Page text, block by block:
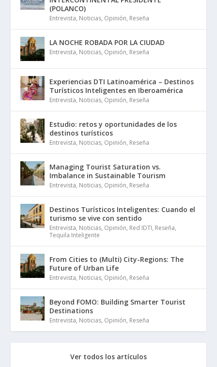
(POLANCO)
Entrevista, Noticias, Opinión, Reseña
LA NOCHE ROBADA POR LA CIUDAD
Entrevista, Noticias, Opinión, Reseña
Experiencias DTI Latinoamérica – Destinos
Turísticos Inteligentes en Iberoamérica
Entrevista, Noticias, Opinión, Reseña
Estudio: retos y oportunidades de los
destinos turísticos
Entrevista, Noticias, Opinión, Reseña
Managing Tourist Saturation vs.
Imbalance in Sustainable Tourism
Entrevista, Noticias, Opinión, Reseña
Destinos Turísticos Inteligentes: Cuando el
turismo se vive con sentido
Entrevista, Noticias, Opinión, Red IDTI, Reseña,
Tequila Inteligente
From Cities to (Multi) City-Regions: The
Future of Urban Life
Entrevista, Noticias, Opinión, Reseña
Beyond FOMO: Building Smarter Tourist
Destinations
Entrevista, Noticias, Opinión, Reseña
Ver todos los artículos